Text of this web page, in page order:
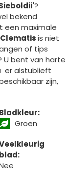
?
bekend
een maximale
Clematisis niet
of tips
U bent van harte
er alstublieft
zijn,
Bladkleur:
Groen
blad: